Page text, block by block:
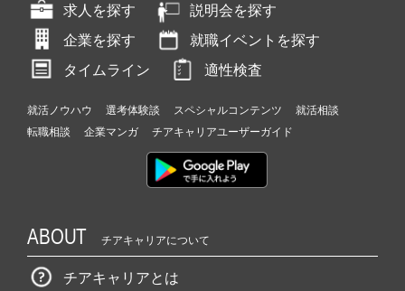
求人を探す
説明会を探す
企業を探す
就職イベントを探す
タイムライン
適性検査
就活ノウハウ 選考体験談 スペシャルコンテンツ
就活相談
転職相談
企業マンガ チアキャリアユーザーガイド
ABOUT チアキャリアについて
チアキャリアとは